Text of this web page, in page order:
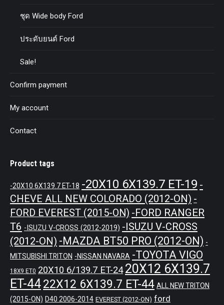
ชุด Wide body Ford
ประดับยนต์ Ford
Sale!
Confirm payment
My account
Contact
Product tags
-20X10 6X139.7 ET-18 -20X10 6X139.7 ET-19 -
CHEVE ALL NEW COLORADO (2012-ON) -
FORD EVEREST (2015-ON) -FORD RANGER
T6 -ISUZU V-CROSS (2012-2019) -ISUZU V-CROSS
(2012-ON) -MAZDA BT50 PRO (2012-ON) -
MITSUBISHI TRITON -NISSAN NAVARA -TOYOTA VIGO
18X9 ET0 20X10 6/139.7 ET-24 20X12 6X139.7
ET-4422X12 6X139.7 ET-44 ALL NEW TRITON
(2015-ON) D40 2006-2014 EVEREST (2012-ON) ford